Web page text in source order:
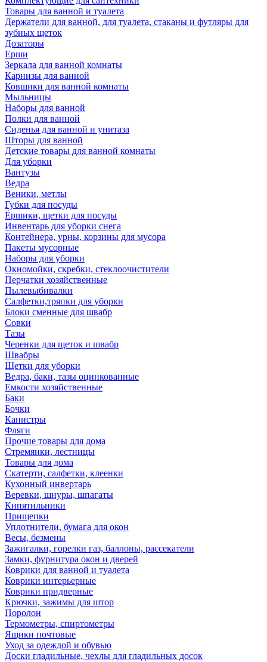
Товары для ванной и туалета
Держатели для ванной, для туалета, стаканы и футляры для
зубных щеток
Дозаторы
Ерши
Зеркала для ванной комнаты
Карнизы для ванной
Ковшики для ванной комнаты
Мыльницы
Наборы для ванной
Полки для ванной
Сиденья для ванной и унитаза
Шторы для ванной
Детские товары для ванной комнаты
Для уборки
Вантузы
Ведра
Веники, метлы
Губки для посуды
Ёршики, щетки для посуды
Инвентарь для уборки снега
Контейнера, урны, корзины для мусора
Пакеты мусорные
Наборы для уборки
Окномойки, скребки, стеклоочистители
Перчатки хозяйственные
Пылевыбивалки
Салфетки,тряпки для уборки
Блоки сменные для швабр
Совки
Тазы
Черенки для щеток и швабр
Швабры
Щетки для уборки
Ведра, баки, тазы оцинкованные
Емкости хозяйственные
Баки
Бочки
Канистры
Фляги
Прочие товары для дома
Стремянки, лестницы
Товары для дома
Скатерти, салфетки, клеенки
Кухонный инвертарь
Веревки, шнуры, шпагаты
Кипятильники
Прищепки
Уплотнители, бумага для окон
Весы, безмены
Зажигалки, горелки газ, баллоны, рассекатели
Замки, фурнитура окон и дверей
Коврики для ванной и туалета
Коврики интерьерные
Коврики придверные
Крючки, зажимы для штор
Поролон
Термометры, спиртометры
Ящики почтовые
Уход за одеждой и обувью
Доски гладильные, чехлы для гладильных досок